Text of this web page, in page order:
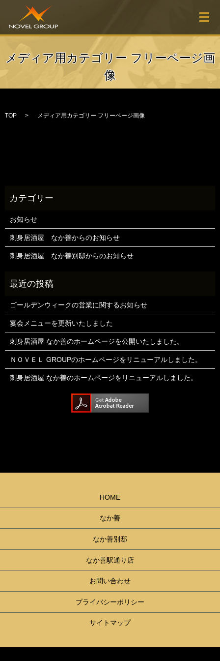
メ
メディア用カテゴリー フリーページ画
像
TOP メディア用カテゴリー フリーページ画像
お知らせ
刺身居酒屋 なか善からのお知らせ
刺身居酒屋 なか善別邸からのお知らせ
ゴールデンウィークの営業に関するお知らせ
宴会メニューを更新いたしました
刺身居酒屋 なか善のホームページを公開いたしました。
ＮＯＶＥＬ GROUPのホームページをリニューアルしました。
刺身居酒屋 なか善のホームページをリニューアルしました。
HOME
なか善
なか善別邸
なか善駅通り店
お問い合わせ
プライバシーポリシー
サイトマップ